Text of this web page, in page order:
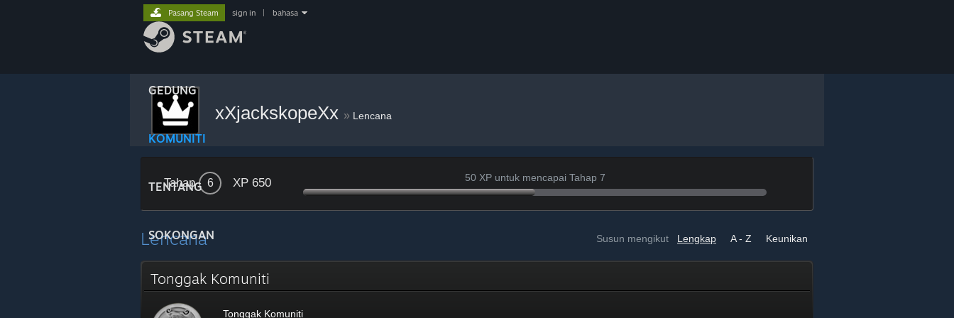
GEDUNG
KOMUNITI
TENTANG
SOKONGAN
Pasang Steam sign in bahasa
xXjackskopeXx » Lencana
Tahap 6 XP 650 50 XP untuk mencapai Tahap 7
Susun mengikut Lengkap A - Z Keunikan
Lencana
Tonggak Komuniti
Tonggak Komuniti